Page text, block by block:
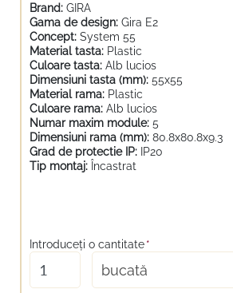
Brand: GIRA
Gama de design: Gira E2
Concept: System 55
Material tasta: Plastic
Culoare tasta: Alb lucios
Dimensiuni tasta (mm): 55x55
Material rama: Plastic
Culoare rama: Alb lucios
Numar maxim module: 5
Dimensiuni rama (mm): 80.8x80.8x9.3
Grad de protectie IP: IP20
Tip montaj: Încastrat
Introduceţi o cantitate*
bucată